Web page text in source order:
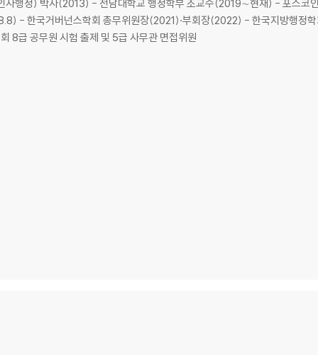
정) 박사(2013) - 전남대학교 행정학부 조교수(2019∼현재) - 포스코
- 한국거버넌스학회 총무위원장(2021)·부회장(2022) - 한국지방행정
8급 공무원 시험 출제 및 5급 사무관 면접위원